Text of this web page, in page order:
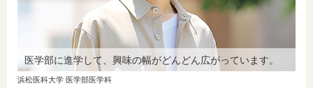
医学部に進学して、興味の幅がどんどん広がっています。
浜松医科大学 医学部医学科